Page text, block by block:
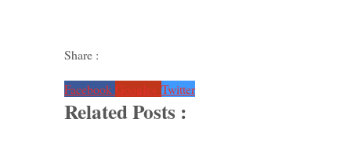
Share :
Facebook Google+ Twitter
Related Posts :